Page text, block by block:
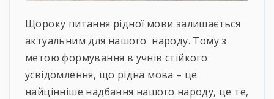
Щороку питання рідної мови залишається
актуальним для нашого народу. Тому з
метою формування в учнів стійкого
усвідомлення, що рідна мова – це
найцінніше надбання нашого народу, це те,